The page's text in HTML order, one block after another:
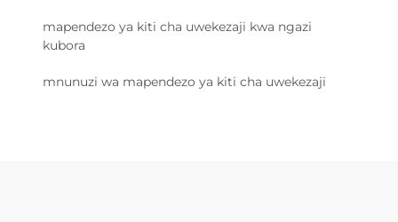
mapendezo ya kiti cha uwekezaji kwa ngazi
kubora
mnunuzi wa mapendezo ya kiti cha uwekezaji